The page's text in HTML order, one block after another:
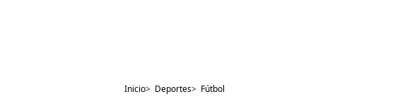
Inicio> Deportes> Fútbol